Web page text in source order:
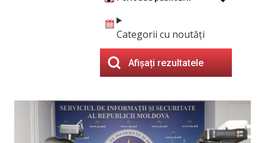
Categorii cu noutăți
Afișați rezultatele